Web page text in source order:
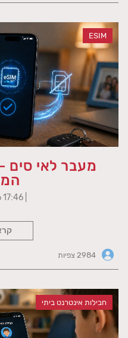
ESIM
מעבר לאי
| 17:46 26/04/26
חבילות אינטרנט ביתי